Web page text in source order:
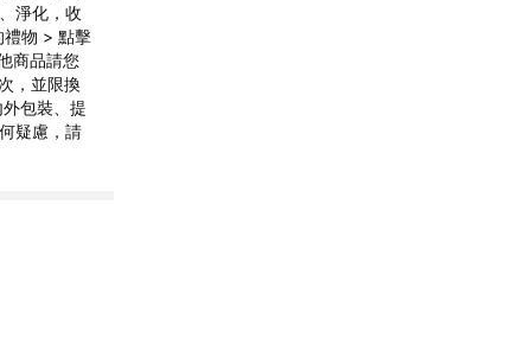
淨化，收
物 > 點擊
商品請您
，並限換
包裝、提
疑慮，請